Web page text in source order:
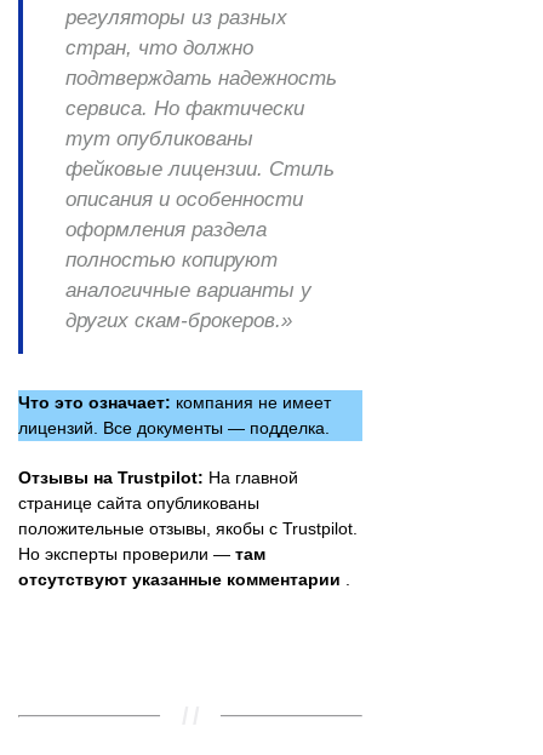
регуляторы из разных
стран, что должно
подтверждать надежность
сервиса. Но фактически
тут опубликованы
фейковые лицензии. Стиль
описания и особенности
оформления раздела
полностью копируют
аналогичные варианты у
других скам-брокеров.»
Что это означает: компания не имеет
лицензий. Все документы — подделка.
Отзывы на Trustpilot: На главной
странице сайта опубликованы
положительные отзывы, якобы с Trustpilot.
Но эксперты проверили — там
отсутствуют указанные комментарии